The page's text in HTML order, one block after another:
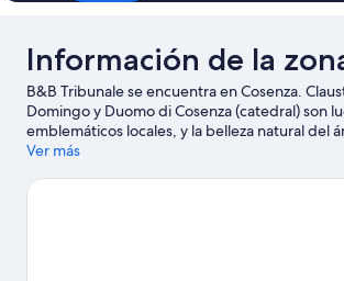
Información de la
B&B Tribunale se encuentra en Cosenza.
Domingo y Duomo di Cosenza (catedral) son
emblemáticos locales, y la belleza natural del
apreciarse en Parque Nacional de Sila y Campo
Consulta el calendario de PalaFerraro o Estadio
Ver más